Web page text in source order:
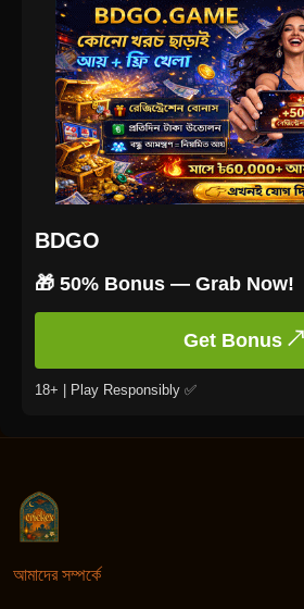
BDGO
🎁 50% Bonus — Grab Now!
Get Bonus ↗
18+ | Play Responsibly ✅
আমাদের সম্পর্কে